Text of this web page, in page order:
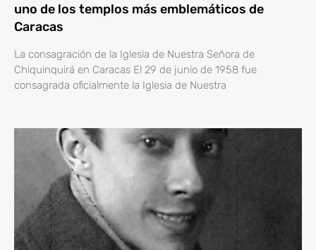
uno de los templos más emblemáticos de
Caracas
La consagración de la Iglesia de Nuestra Señora de
Chiquinquirá en Caracas El 29 de junio de 1958 fue
consagrada oficialmente la Iglesia de Nuestra